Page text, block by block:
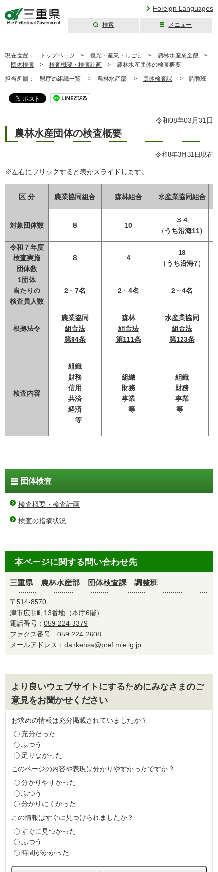
Foreign Languages
検索 メニュー
現在位置： トップページ > 観光・産業・しごと > 農林水産業全般 >
団体検査 > 検査概要・検査計画 > 農林水産団体の検査概要
担当所属： 県庁の組織一覧 > 農林水産部 > 団体検査課 > 調整班
令和08年03月31日
農林水産団体の検査概要
令和8年3月31日現在
※左右にフリックすると表がスライドします。
区 分 農業協同組合 森林組合 水産業協同組合
対象団体数 ８ 10
３４
（うち沿海11）
令和７年度
検査実施
団体数
８ ４
18
（うち沿海7）
1団体
当たりの
検査員人数
2～7名 2～4名 2～4名
根拠法令
農業協同
組合法
第94条
森林
組合法
第111条
水産業協同
組合法
第123条
検査内容
組織
財務
信用
共済
経済
等
組織
財務
事業
等
組織
財務
事業
等
団体検査
検査概要・検査計画
検査の指摘状況
本ページに関する問い合わせ先
三重県 農林水産部 団体検査課 調整班
〒514-8570
津市広明町13番地（本庁6階）
電話番号： 059-224-3379
ファクス番号：059-224-2608
メールアドレス： dankensa@pref.mie.lg.jp
より良いウェブサイトにするためにみなさまのご
意見をお聞かせください
お求めの情報は充分掲載されていましたか？
充分だった
ふつう
足りなかった
このページの内容や表現は分かりやすかったですか？
分かりやすかった
ふつう
分かりにくかった
この情報はすぐに見つけられましたか？
すぐに見つかった
ふつう
時間がかかった